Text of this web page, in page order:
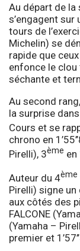
Au départ de la
s’engagent sur
tours de
Michelin) se
rapide que
enfonce le clou
séchante et
Au second
la surprise
Cours et se
chrono en
Pirelli), 3ème en
Auteur du 4ème
Pirelli) signe un
aux côtés des
FALCONE
(Yamaha –
premier et